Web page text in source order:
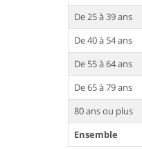
De 25 à 39 ans
De 40 à 54 ans
De 55 à 64 ans
De 65 à 79 ans
80 ans ou plus
Ensemble